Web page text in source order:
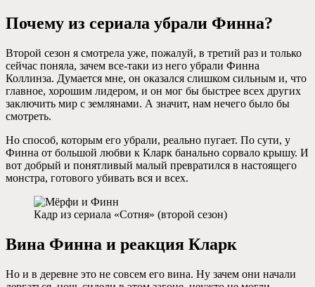
Почему из сериала убрали Финна?
Второй сезон я смотрела уже, пожалуй, в третий раз и только
сейчас поняла, зачем все-таки из него убрали Финна
Коллинза. Думается мне, он оказался слишком сильным и, что
главное, хорошим лидером, и он мог бы быстрее всех других
заключить мир с землянами. А значит, нам нечего было бы
смотреть.
Но способ, которым его убрали, реально пугает. По сути, у
Финна от большой любви к Кларк банально сорвало крышу. И
вот добрый и понятливый малый превратился в настоящего
монстра, готового убивать вся и всех.
Кадр из сериала «Сотня» (второй сезон)
Вина Финна и реакция Кларк
Но и в деревне это не совсем его вина. Ну зачем они начали